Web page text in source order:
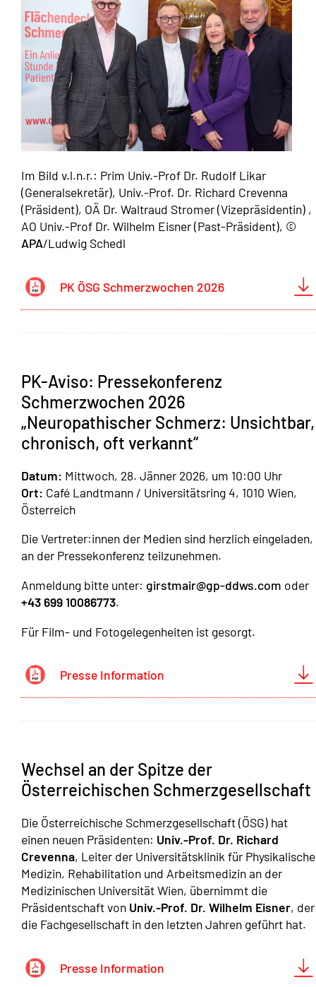
Im Bild v.l.n.r.: Prim Univ.-Prof Dr. Rudolf Likar
(Generalsekretär), Univ.-Prof. Dr. Richard Crevenna
(Präsident), OÄ Dr. Waltraud Stromer (Vizepräsidentin) ,
AO Univ.-Prof Dr. Wilhelm Eisner (Past-Präsident), ©
APA/Ludwig Schedl
PK ÖSG Schmerzwochen 2026
PK-Aviso: Pressekonferenz
Schmerzwochen 2026
„Neuropathischer Schmerz: Unsichtbar,
chronisch, oft verkannt“
Datum: Mittwoch, 28. Jänner 2026, um 10:00 Uhr
Ort: Café Landtmann / Universitätsring 4, 1010 Wien,
Österreich
Die Vertreter:innen der Medien sind herzlich eingeladen,
an der Pressekonferenz teilzunehmen.
Anmeldung bitte unter: girstmair@gp-ddws.com oder
+43 699 10086773.
Für Film- und Fotogelegenheiten ist gesorgt.
Presse Information
Wechsel an der Spitze der
Österreichischen Schmerzgesellschaft
Die Österreichische Schmerzgesellschaft (ÖSG) hat
einen neuen Präsidenten: Univ.-Prof. Dr. Richard
Crevenna, Leiter der Universitätsklinik für Physikalische
Medizin, Rehabilitation und Arbeitsmedizin an der
Medizinischen Universität Wien, übernimmt die
Präsidentschaft von Univ.-Prof. Dr. Wilhelm Eisner, der
die Fachgesellschaft in den letzten Jahren geführt hat.
Presse Information